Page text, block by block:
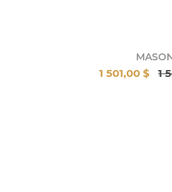
1 501,00 $ 1